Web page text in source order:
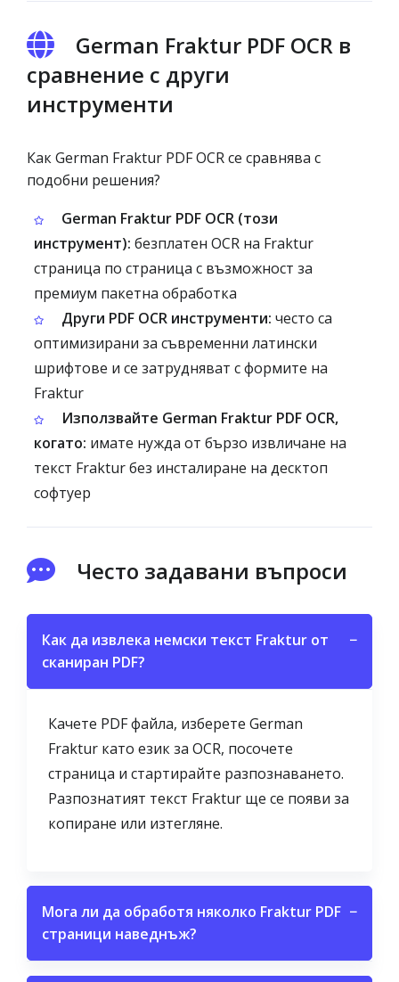
German Fraktur PDF OCR в
сравнение с други
инструменти
Как German Fraktur PDF OCR се сравнява с
подобни решения?
German Fraktur PDF OCR (този
инструмент): безплатен OCR на Fraktur
страница по страница с възможност за
премиум пакетна обработка
Други PDF OCR инструменти: често са
оптимизирани за съвременни латински
шрифтове и се затрудняват с формите на
Fraktur
Използвайте German Fraktur PDF OCR,
когато: имате нужда от бързо извличане на
текст Fraktur без инсталиране на десктоп
софтуер
Често задавани въпроси
Как да извлека немски текст Fraktur от
сканиран PDF?
−
Качете PDF файла, изберете German
Fraktur като език за OCR, посочете
страница и стартирайте разпознаването.
Разпознатият текст Fraktur ще се появи за
копиране или изтегляне.
Мога ли да обработя няколко Fraktur PDF
страници наведнъж?
−